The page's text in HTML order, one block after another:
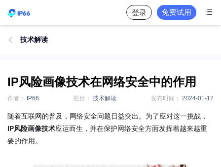
登录 免费试用 
 技术解读
IP风险画像技术在网络安全中的作用
作者： IP66 栏目： 技术解读 发布时间： 2024-01-12
随着互联网的普及，网络安全问题日益突出。为了应对这一挑战，
IP风险画像技术应运而生，并在保护网络安全方面发挥着越来越重
要的作用。